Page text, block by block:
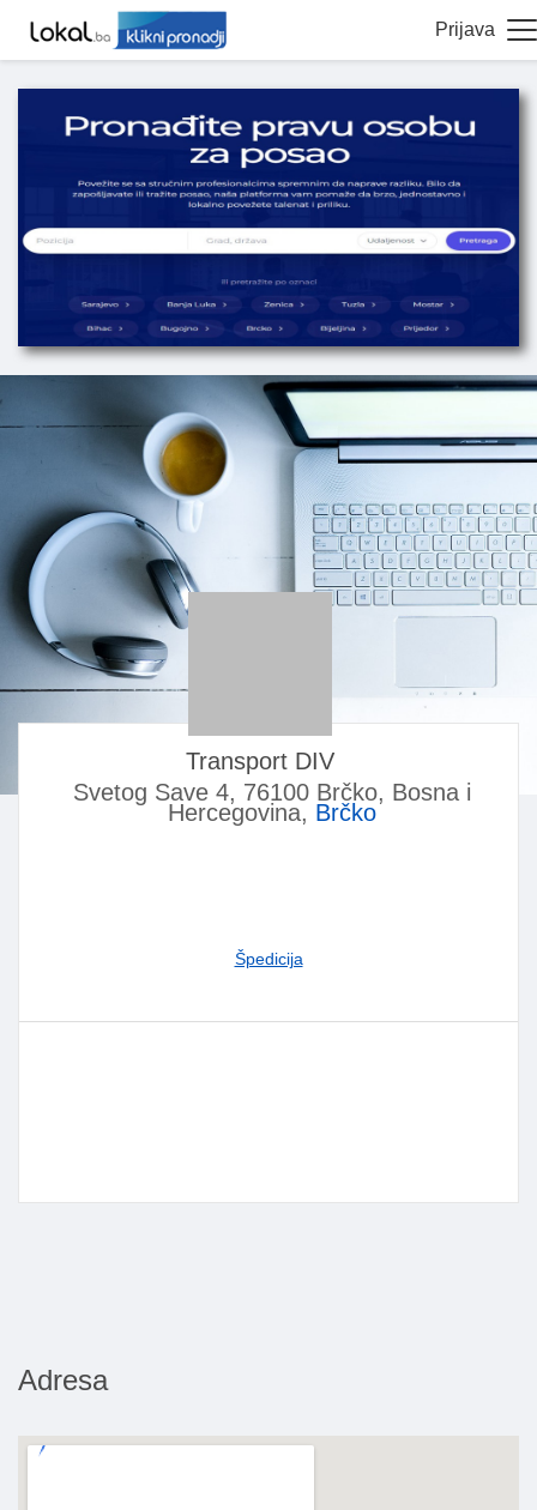
Prijava
Transport DIV
Svetog Save 4, 76100 Brčko, Bosna i
Hercegovina, Brčko
Špedicija
Adresa